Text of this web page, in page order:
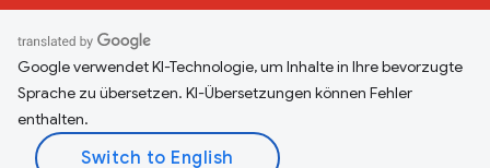
Google verwendet KI-Technologie, um Inhalte in Ihre bevorzugte
Sprache zu übersetzen. KI-Übersetzungen können Fehler
enthalten.